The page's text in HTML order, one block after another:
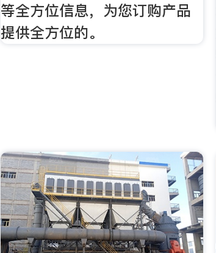
等全方位信息，为您订购产品
提供全方位的。